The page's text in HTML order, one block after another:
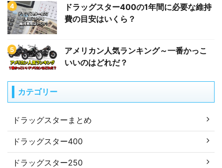
ドラッグスター400の1年間に必要な維持
費の目安はいくら？
アメリカン人気ランキング～一番かっこ
いいのはどれだ？
カテゴリー
ドラッグスターまとめ
ドラッグスター400
ドラッグスター250